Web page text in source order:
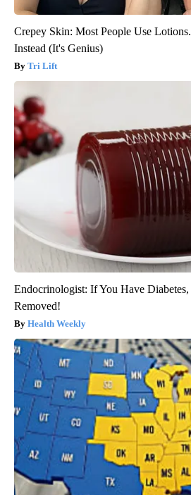
Crepey Skin: Most People Use
Instead (It's Genius)
Tri Lift
Endocrinologist: If You Have
Removed!
Health Weekly